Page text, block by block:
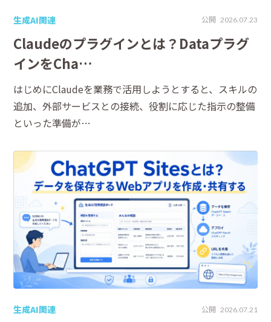
生成AI関連 公開 2026.07.23
Claudeのプラグインとは？Dataプラグ
インをCha…
はじめにClaudeを業務で活用しようとすると、スキルの
追加、外部サービスとの接続、役割に応じた指示の整備
といった準備が…
生成AI関連 公開 2026.07.21